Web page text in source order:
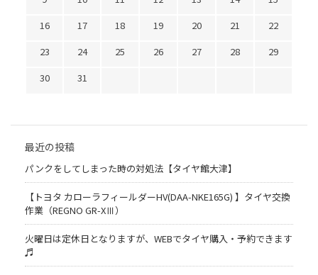
16
17 18 19 20 21
22
23
24 25 26 27 28
29
30
31
最近の投稿
パンクをしてしまった時の対処法【タイヤ館大津】
【トヨタ カローラフィールダーHV(DAA-NKE165G) 】タイヤ交換
作業（REGNO GR-XⅢ）
火曜日は定休日となりますが、WEBでタイヤ購入・予約できます
♬